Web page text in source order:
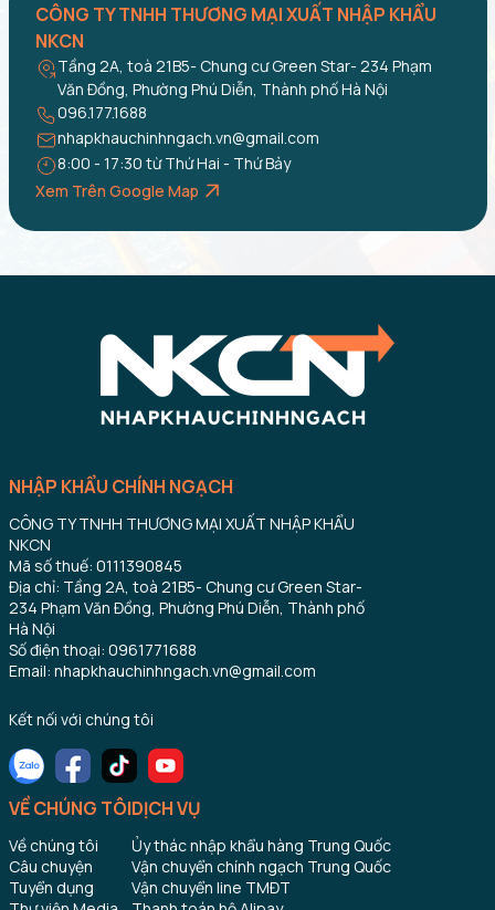
CÔNG TY TNHH THƯƠNG MẠI XUẤT NHẬP KHẨU
NKCN
Tầng 2A, toà 21B5- Chung cư Green Star- 234 Phạm
Văn Đồng, Phường Phú Diễn, Thành phố Hà Nội
096.177.1688
nhapkhauchinhngach.vn@gmail.com
8:00 - 17:30 từ Thứ Hai - Thứ Bảy
Xem Trên Google Map
NHẬP KHẨU CHÍNH NGẠCH
CÔNG TY TNHH THƯƠNG MẠI XUẤT NHẬP KHẨU
NKCN
Mã số thuế: 0111390845
Địa chỉ: Tầng 2A, toà 21B5- Chung cư Green Star-
234 Phạm Văn Đồng, Phường Phú Diễn, Thành phố
Hà Nội
Số điện thoại: 0961771688
Email: nhapkhauchinhngach.vn@gmail.com
Kết nối với chúng tôi
VỀ CHÚNG TÔI
Về chúng tôi
Câu chuyện
Tuyển dụng
DỊCH VỤ
Ủy thác nhập khẩu hàng Trung Quốc
Vận chuyển chính ngạch Trung Quốc
Vận chuyển line TMĐT